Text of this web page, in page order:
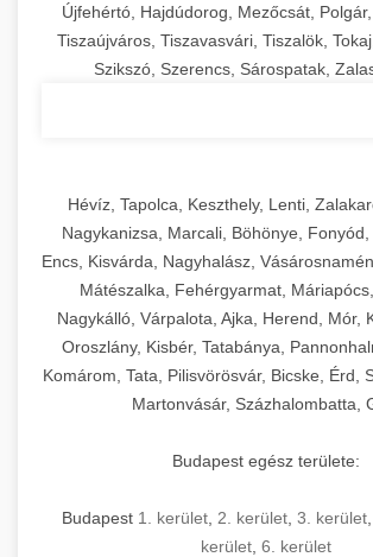
Újfehértó, Hajdúdorog, Mezőcsát,
Tiszaújváros, Tiszavasvári, Tiszalök,
Szikszó, Szerencs, Sárospatak,
Hévíz, Tapolca, Keszthely, Lenti,
Nagykanizsa, Marcali, Böhönye, Fonyód,
Encs, Kisvárda, Nagyhalász,
Mátészalka, Fehérgyarmat,
Nagykálló, Várpalota, Ajka, Herend, Mór,
Oroszlány, Kisbér, Tatabánya,
Komárom, Tata, Pilisvörösvár, Bicske, Érd,
Martonvásár, Százhalombatta,
Budapest egész területe:
Budapest 1. kerület 2. kerület 3. kerület
kerület 6. kerület